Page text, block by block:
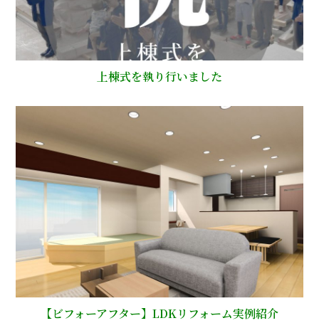
上棟式を執り行いました
【ビフォーアフター】LDKリフォーム実例紹介